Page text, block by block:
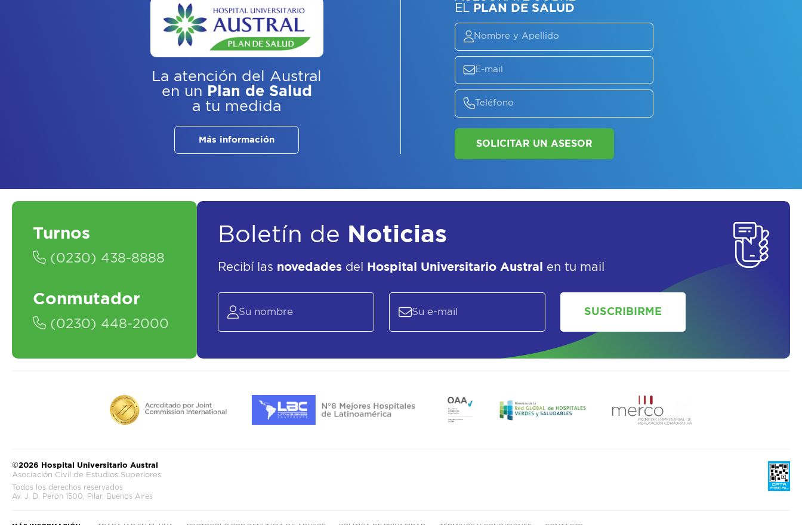
La atención del Austral
en un Plan de Salud
a tu medida
Más información
ASESORATE SOBRE
ELPLAN DE SALUD
Turnos
(0230) 438-8888
Conmutador
(0230) 448-2000
Boletín de Noticias
Recibí las novedades del Hospital Universitario Austral en tu mail
SUSCRIBIRME
©2026 Hospital Universitario Austral
Asociación Civil de Estudios Superiores
Todos los derechos reservados
Av. J. D. Perón 1500, Pilar, Buenos Aires